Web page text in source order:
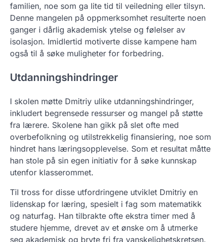
familien, noe som ga lite tid til veiledning eller tilsyn.
Denne mangelen på oppmerksomhet resulterte noen
ganger i dårlig akademisk ytelse og følelser av
isolasjon. Imidlertid motiverte disse kampene ham
også til å søke muligheter for forbedring.
Utdanningshindringer
I skolen møtte Dmitriy ulike utdanningshindringer,
inkludert begrensede ressurser og mangel på støtte
fra lærere. Skolene han gikk på slet ofte med
overbefolkning og utilstrekkelig finansiering, noe som
hindret hans læringsopplevelse. Som et resultat måtte
han stole på sin egen initiativ for å søke kunnskap
utenfor klasserommet.
Til tross for disse utfordringene utviklet Dmitriy en
lidenskap for læring, spesielt i fag som matematikk
og naturfag. Han tilbrakte ofte ekstra timer med å
studere hjemme, drevet av et ønske om å utmerke
seg akademisk og bryte fri fra vanskelighetskretsen.